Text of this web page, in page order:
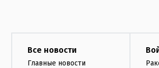
Все новости
Главные новости